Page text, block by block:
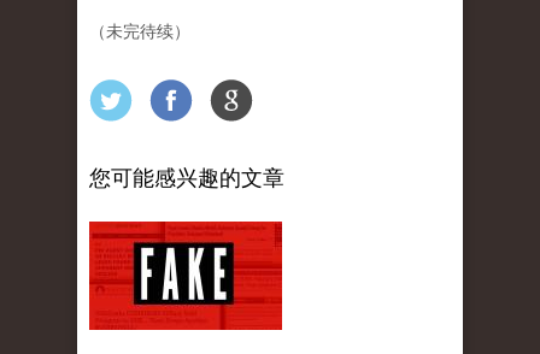
（未完待续）
您可能感兴趣的文章